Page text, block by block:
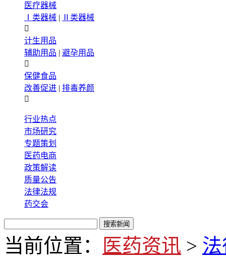
医疗器械
Ⅰ类器械 |
Ⅱ类器械

计生用品
辅助用品 | 避孕用品

保健食品
改善促进 | 排毒养颜

行业热点
市场研究
专题策划
医药电商
政策解读
质量公告
法律法规
药交会
当前位置： 医药资讯 >